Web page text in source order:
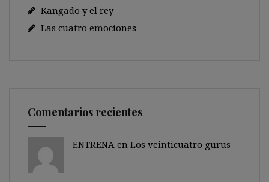
Kangado y el rey
Las cuatro emociones
Comentarios recientes
ENTRENA en Los veinticuatro gurus